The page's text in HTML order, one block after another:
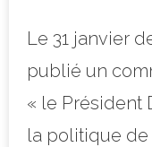
Le 31 janvier
publié un
« le Président
la politique de